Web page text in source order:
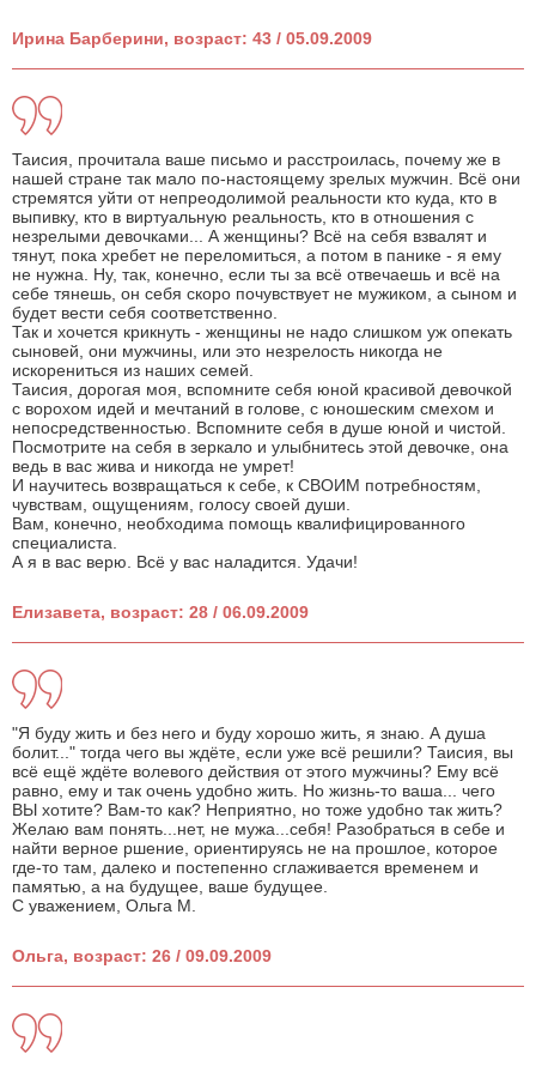
Ирина Барберини, возраст: 43 / 05.09.2009
Таисия, прочитала ваше письмо и расстроилась, почему же в
нашей стране так мало по-настоящему зрелых мужчин. Всё они
стремятся уйти от непреодолимой реальности кто куда, кто в
выпивку, кто в виртуальную реальность, кто в отношения с
незрелыми девочками... А женщины? Всё на себя взвалят и
тянут, пока хребет не переломиться, а потом в панике - я ему
не нужна. Ну, так, конечно, если ты за всё отвечаешь и всё на
себе тянешь, он себя скоро почувствует не мужиком, а сыном и
будет вести себя соответственно.
Так и хочется крикнуть - женщины не надо слишком уж опекать
сыновей, они мужчины, или это незрелость никогда не
искорениться из наших семей.
Таисия, дорогая моя, вспомните себя юной красивой девочкой
с ворохом идей и мечтаний в голове, с юношеским смехом и
непосредственностью. Вспомните себя в душе юной и чистой.
Посмотрите на себя в зеркало и улыбнитесь этой девочке, она
ведь в вас жива и никогда не умрет!
И научитесь возвращаться к себе, к СВОИМ потребностям,
чувствам, ощущениям, голосу своей души.
Вам, конечно, необходима помощь квалифицированного
специалиста.
А я в вас верю. Всё у вас наладится. Удачи!
Елизавета, возраст: 28 / 06.09.2009
"Я буду жить и без него и буду хорошо жить, я знаю. А душа
болит..." тогда чего вы ждёте, если уже всё решили? Таисия, вы
всё ещё ждёте волевого действия от этого мужчины? Ему всё
равно, ему и так очень удобно жить. Но жизнь-то ваша... чего
ВЫ хотите? Вам-то как? Неприятно, но тоже удобно так жить?
Желаю вам понять...нет, не мужа...себя! Разобраться в себе и
найти верное ршение, ориентируясь не на прошлое, которое
где-то там, далеко и постепенно сглаживается временем и
памятью, а на будущее, ваше будущее.
С уважением, Ольга М.
Ольга, возраст: 26 / 09.09.2009